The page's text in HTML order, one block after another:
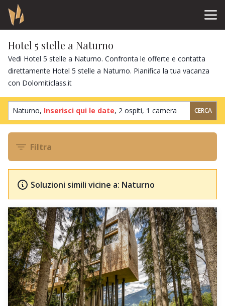
Hotel 5 stelle a Naturno
Vedi Hotel 5 stelle a Naturno. Confronta le offerte e contatta
direttamente Hotel 5 stelle a Naturno. Pianifica la tua vacanza
con Dolomiticlass.it
Naturno, Inserisci qui le date, 2 ospiti, 1 camera CERCA
Filtra
Soluzioni simili vicine a: Naturno